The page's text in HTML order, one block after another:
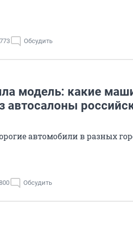
Обсудить
модель: какие
автосалоны
автомобили в разных
Обсудить